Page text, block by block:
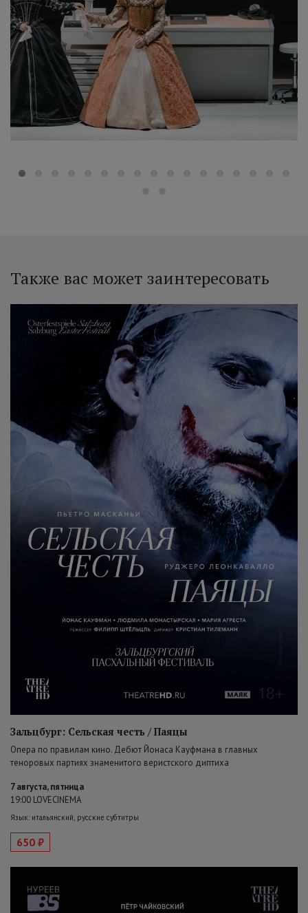
Также вас может заинтересовать
Зальцбург: Сельская честь / Паяцы
Опера по правилам кино. Дебют Йонаса Кауфмана в главных
теноровых партиях знаменитого веристского диптиха
7 августа, пятница
19:00 LOVECINEMA
Язык: итальянский, русские субтитры
650 ₽